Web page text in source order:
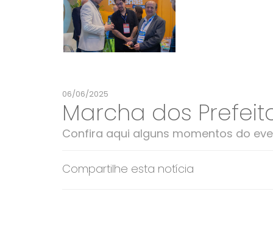
06/06/2025
Marcha dos
Confira aqui alguns momentos do
Compartilhe esta notícia